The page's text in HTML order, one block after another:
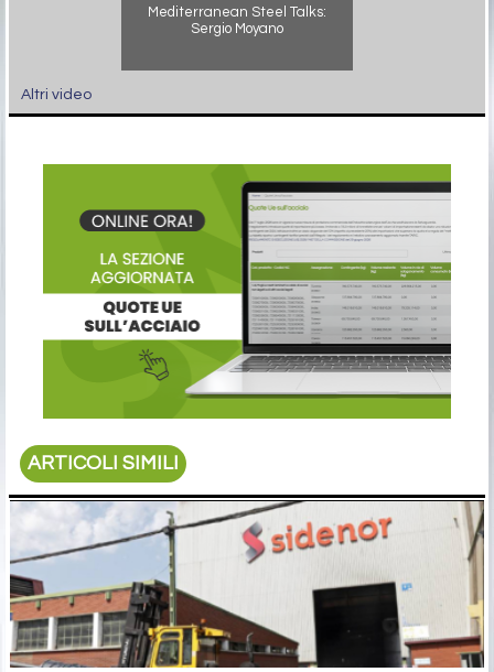
Mediterranean Steel Talks:
Sergio Moyano
Altri video
ARTICOLI SIMILI